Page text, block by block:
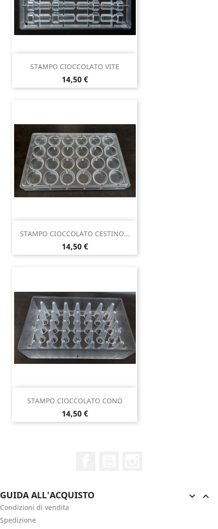
STAMPO CIOCCOLATO VITE
Prezzo
14,50 €
STAMPO CIOCCOLATO CESTINO...
Prezzo
14,50 €
STAMPO CIOCCOLATO CONO
Prezzo
14,50 €
GUIDA ALL'ACQUISTO  
Condizioni di vendita
Spedizione